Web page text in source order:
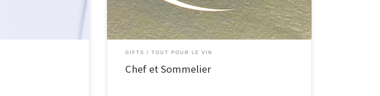
GIFTS TOUT POUR LE VIN
Chef et Sommelier